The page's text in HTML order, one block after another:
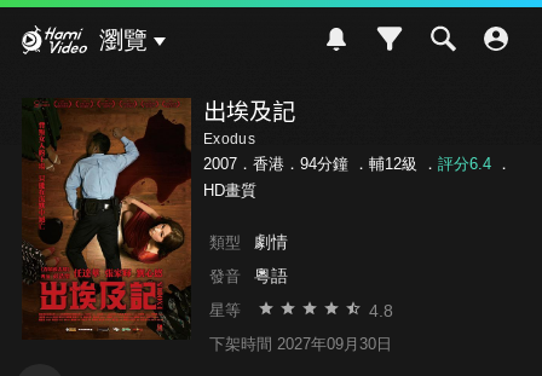
瀏覽
出埃及記
Exodus
2007．香港．94分鐘 ． 輔12級 ． 評分6.4．
HD畫質
類型 劇情
發音 粵語
星等 4.8
下架時間 2027年09月30日